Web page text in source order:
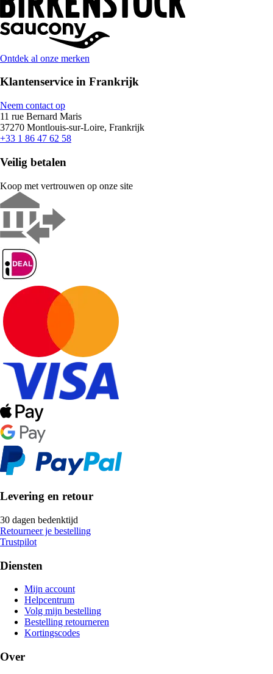
Ontdek al onze merken
Klantenservice in Frankrijk
Neem contact op
11 rue Bernard Maris
37270 Montlouis-sur-Loire, Frankrijk
+33 1 86 47 62 58
Veilig betalen
Koop met vertrouwen op onze site
Levering en retour
30 dagen bedenktijd
Retourneer je bestelling
Trustpilot
Diensten
Mijn account
Helpcentrum
Volg mijn bestelling
Bestelling retourneren
Kortingscodes
Over